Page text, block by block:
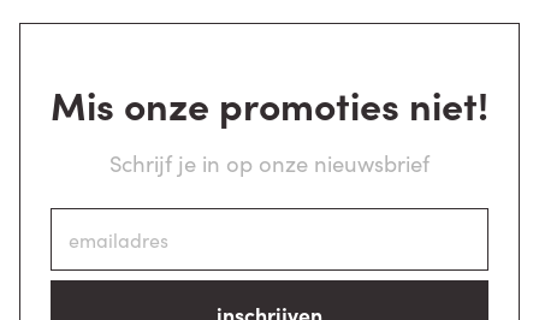
Mis onze promoties niet!
Schrijf je in op onze nieuwsbrief